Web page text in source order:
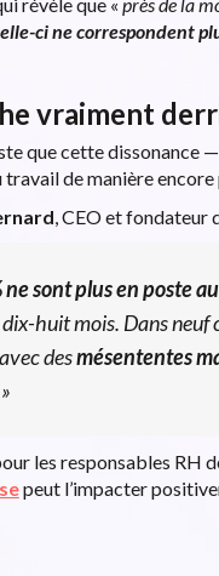
ci ne correspondent
vraiment
que cette dissonance
travail de manière encore
, CEO et fondateur
ne sont plus en poste
huit mois. Dans neuf
desmésententes
les responsables RH
peut l’impacter